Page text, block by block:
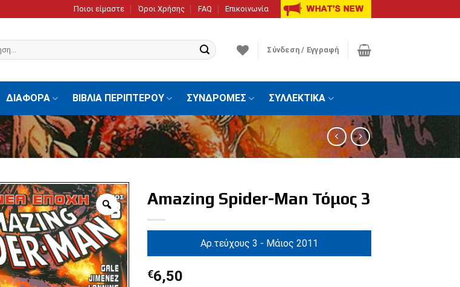
Ποιοι είμαστε Όροι Χρήσης FAQ Επικοινωνία
Σύνδεση / Εγγραφή
ΔΙΑΦΟΡΑ ΒΙΒΛΙΑ ΠΕΡΙΠΤΕΡΟΥ ΣΥΝΔΡΟΜΕΣ ΣΥΛΛΕΚΤΙΚΑ
Amazing Spider-Man Τόμος 3
Αρ.τεύχους 3 - Μάιος 2011
€6,50